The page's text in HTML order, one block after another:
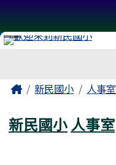
台南市新民國小
導覽列
主內容區域
Home新民國小 人事室
新民國小 人事室
頁尾區域